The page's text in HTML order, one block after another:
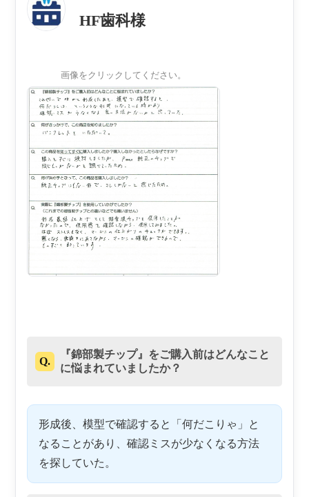
HF歯科様
画像をクリックしてください。
Q.
『錦部製チップ』をご購入前はどんなこと
に悩まれていましたか？
形成後、模型で確認すると「何だこりゃ」と
なることがあり、確認ミスが少なくなる方法
を探していた。